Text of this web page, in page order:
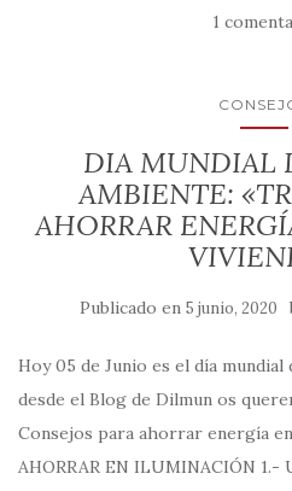
1
DIA MUNDIAL
AMBIENTE:
AHORRAR
Publicado en 5 junio, 2020
Hoy 05 de Junio es el día mundial
desde el Blog de Dilmun os
Consejos para ahorrar energía
AHORRAR EN ILUMINACIÓN 1.-